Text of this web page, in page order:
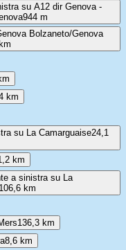
su A12 dir Genova -
944 m
Bolzaneto/Genova
km
su La Camarguaise24,1
km
a sinistra su La
106,6 km
136,3 km
8,6 km